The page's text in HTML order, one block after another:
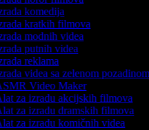
komedija
kratkih filmova
modnih videa
putnih videa
reklama
videa sa zelenom pozadinom
Video Maker
za izradu akcijskih filmova
za izradu dramskih filmova
za izradu komičnih videa